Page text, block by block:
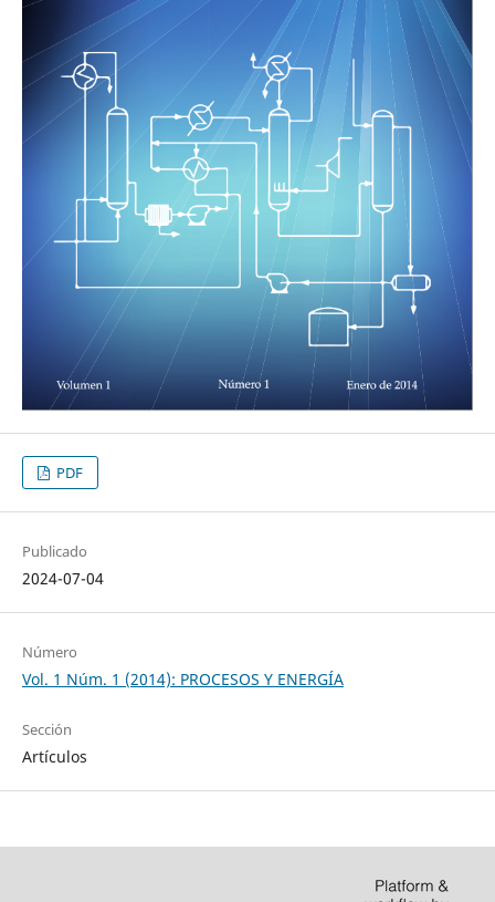
PDF
Publicado
2024-07-04
Número
Vol. 1 Núm. 1 (2014): PROCESOS Y ENERGÍA
Sección
Artículos